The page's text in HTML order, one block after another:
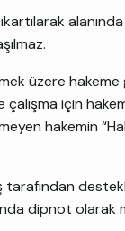
üzere
için
hakemin
tarafından
dipnot